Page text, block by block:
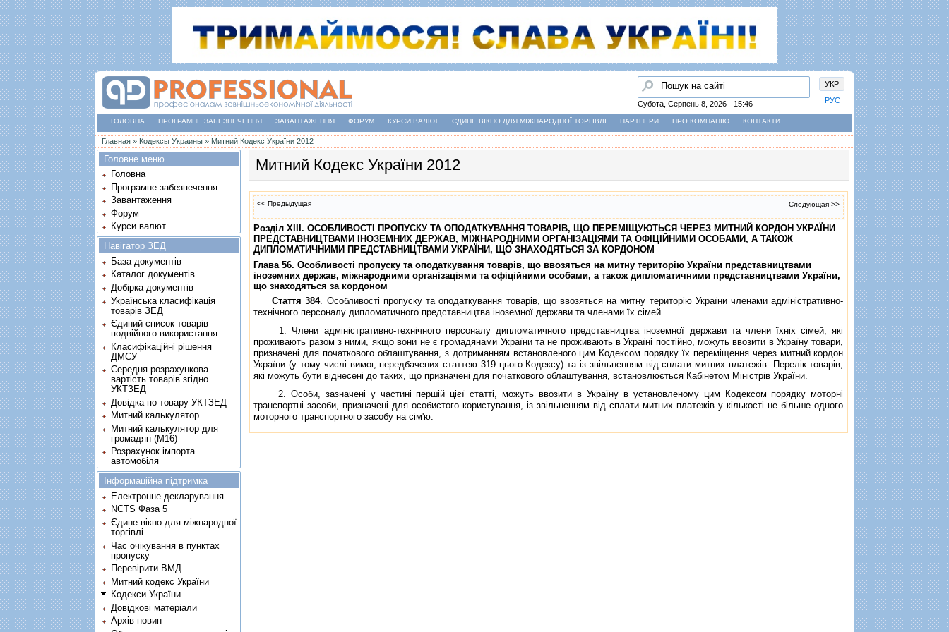
УКР
РУС
Пошук
Субота, Серпень 8, 2026 - 15:46
ГОЛОВНА ПРОГРАМНЕ ЗАБЕЗПЕЧЕННЯ ЗАВАНТАЖЕННЯ ФОРУМ КУРСИ ВАЛЮТ ЄДИНЕ ВІКНО ДЛЯ МІЖНАРОДНОЇ ТОРГІВЛІ ПАРТНЕРИ ПРО КОМПАНІЮ КОНТАКТИ
Ви є тут
Главная » Кодексы Украины » Митний Кодекс України 2012
Митний Кодекс України 2012
<< Предыдущая Следующая >>
Роздiл XIII. ОСОБЛИВОСТI ПРОПУСКУ ТА ОПОДАТКУВАННЯ ТОВАРIВ, ЩО ПЕРЕМIЩУЮТЬСЯ ЧЕРЕЗ МИТНИЙ КОРДОН УКРАЇНИ
ПРЕДСТАВНИЦТВАМИ IНОЗЕМНИХ ДЕРЖАВ, МIЖНАРОДНИМИ ОРГАНIЗАЦIЯМИ ТА ОФIЦIЙНИМИ ОСОБАМИ, А ТАКОЖ
ДИПЛОМАТИЧНИМИ ПРЕДСТАВНИЦТВАМИ УКРАЇНИ, ЩО ЗНАХОДЯТЬСЯ ЗА КОРДОНОМ
Глава 56. Особливостi пропуску та оподаткування товарiв, що ввозяться на митну територiю України представництвами
iноземних держав, мiжнародними органiзацiями та офiцiйними особами, а також дипломатичними представництвами України,
що знаходяться за кордоном
Стаття 384. Особливостi пропуску та оподаткування товарiв, що ввозяться на митну територiю України членами адмiнiстративно-
технiчного персоналу дипломатичного представництва iноземної держави та членами їх сiмей
1. Члени адмiнiстративно-технiчного персоналу дипломатичного представництва iноземної держави та члени їхнiх сiмей, якi
проживають разом з ними, якщо вони не є громадянами України та не проживають в Українi постiйно, можуть ввозити в Україну товари,
призначенi для початкового облаштування, з дотриманням встановленого цим Кодексом порядку їх перемiщення через митний кордон
України (у тому числi вимог, передбачених статтею 319 цього Кодексу) та iз звiльненням вiд сплати митних платежiв. Перелiк товарiв,
якi можуть бути вiднесенi до таких, що призначенi для початкового облаштування, встановлюється Кабiнетом Мiнiстрiв України.
2. Особи, зазначенi у частинi першiй цiєї статтi, можуть ввозити в Україну в установленому цим Кодексом порядку моторнi
транспортнi засоби, призначенi для особистого користування, iз звiльненням вiд сплати митних платежiв у кiлькостi не бiльше одного
моторного транспортного засобу на сiм'ю.
Головне меню
Головна
Програмне забезпечення
Завантаження
Форум
Курси валют
Навігатор ЗЕД
База документів
Каталог документів
Добірка документів
Українська класифікація
товарів ЗЕД
Єдиний список товарів
подвійного використання
Класифікаційні рішення
ДМСУ
Середня розрахункова
вартість товарів згідно
УКТЗЕД
Довідка по товару УКТЗЕД
Митний калькулятор
Митний калькулятор для
громадян (М16)
Розрахунок імпорта
автомобіля
Інформаційна підтримка
Електронне декларування
NCTS Фаза 5
Єдине вікно для міжнародної
торгівлі
Час очікування в пунктах
пропуску
Перевірити ВМД
Митний кодекс України
Кодекси України
Довідкові матеріали
Архів новин